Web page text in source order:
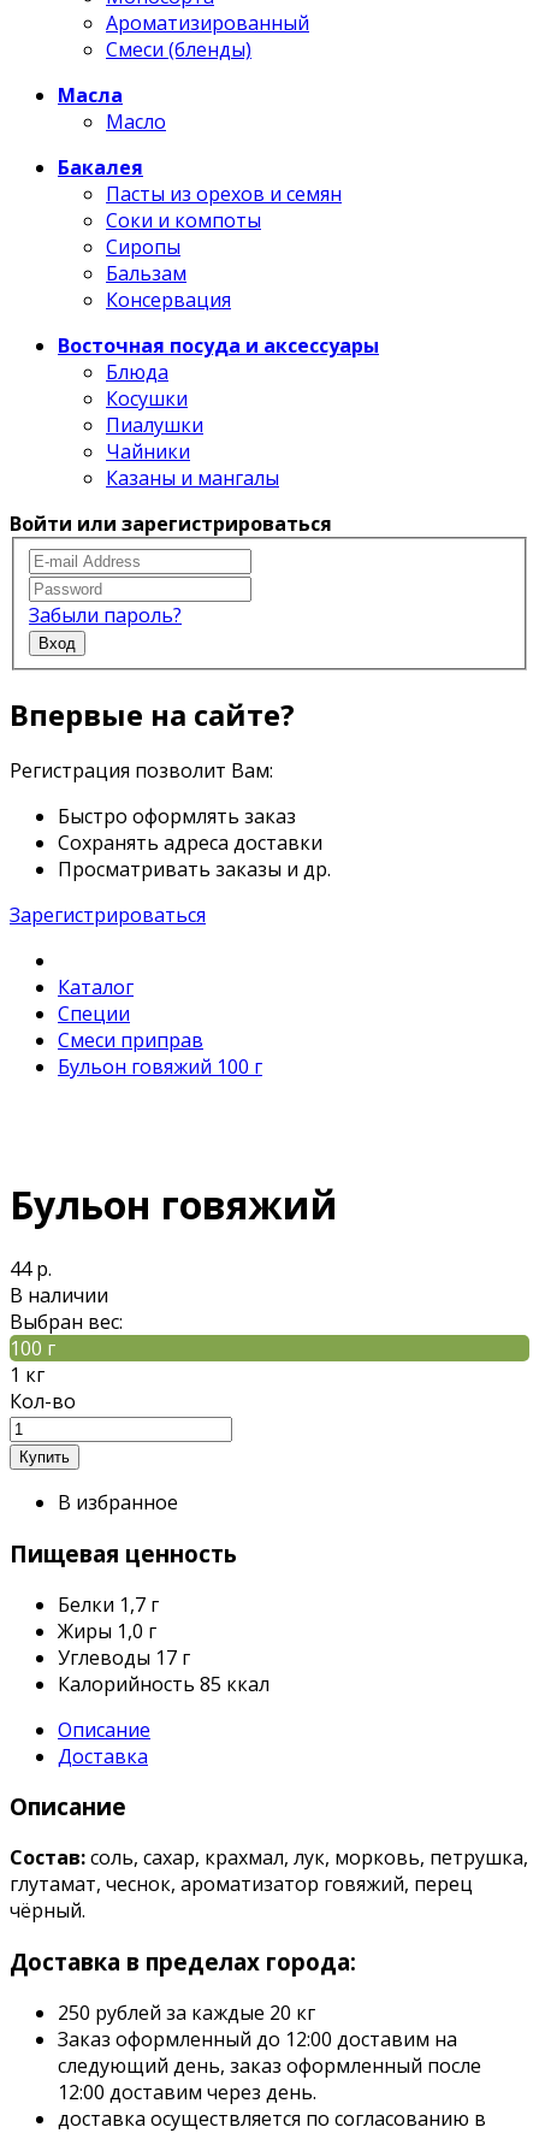
Ароматизированный
Смеси (бленды)
Масла
Масло
Бакалея
Пасты из орехов и семян
Соки и компоты
Сиропы
Бальзам
Консервация
Восточная посуда и аксессуары
Блюда
Косушки
Пиалушки
Чайники
Казаны и мангалы
Войти или зарегистрироваться
Забыли пароль?
Вход
Впервые на сайте?
Регистрация позволит Вам:
Быстро оформлять заказ
Сохранять адреса доставки
Просматривать заказы и др.
Зарегистрироваться
Каталог
Специи
Смеси приправ
Бульон говяжий 100 г
Бульон говяжий
44 р.
В наличии
Выбран вес:
100 г
1 кг
Кол-во
В избранное
Пищевая ценность
Белки 1,7 г
Жиры 1,0 г
Углеводы 17 г
Калорийность 85 ккал
Описание
Доставка
Описание
Состав:соль, сахар, крахмал, лук, морковь, петрушка,
глутамат, чеснок, ароматизатор говяжий, перец
чёрный.
Доставка в пределах города:
250 рублей за каждые 20 кг
Заказ оформленный до 12:00 доставим на
следующий день, заказ оформленный после
12:00 доставим через день.
доставка осуществляется по согласованию в